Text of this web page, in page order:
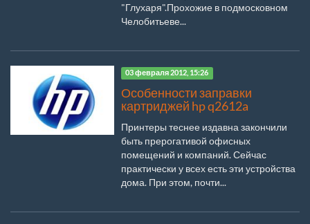
"Глухаря".Прохожие в подмосковном
Челобитьеве...
03 февраля 2012, 15:26
Особенности заправки
картриджей hp q2612a
Принтеры теснее издавна закончили
быть прерогативой офисных
помещений и компаний. Сейчас
практически у всех есть эти устройства
дома. При этом, почти...